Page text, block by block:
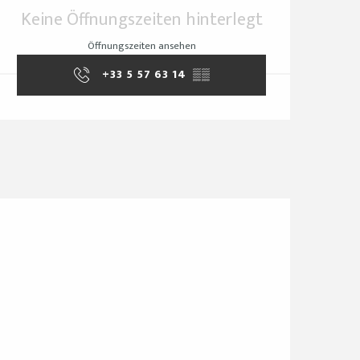
Keine Öffnungszeiten hinterlegt
Öffnungszeiten ansehen
+33 5 57 63 14 ▒▒